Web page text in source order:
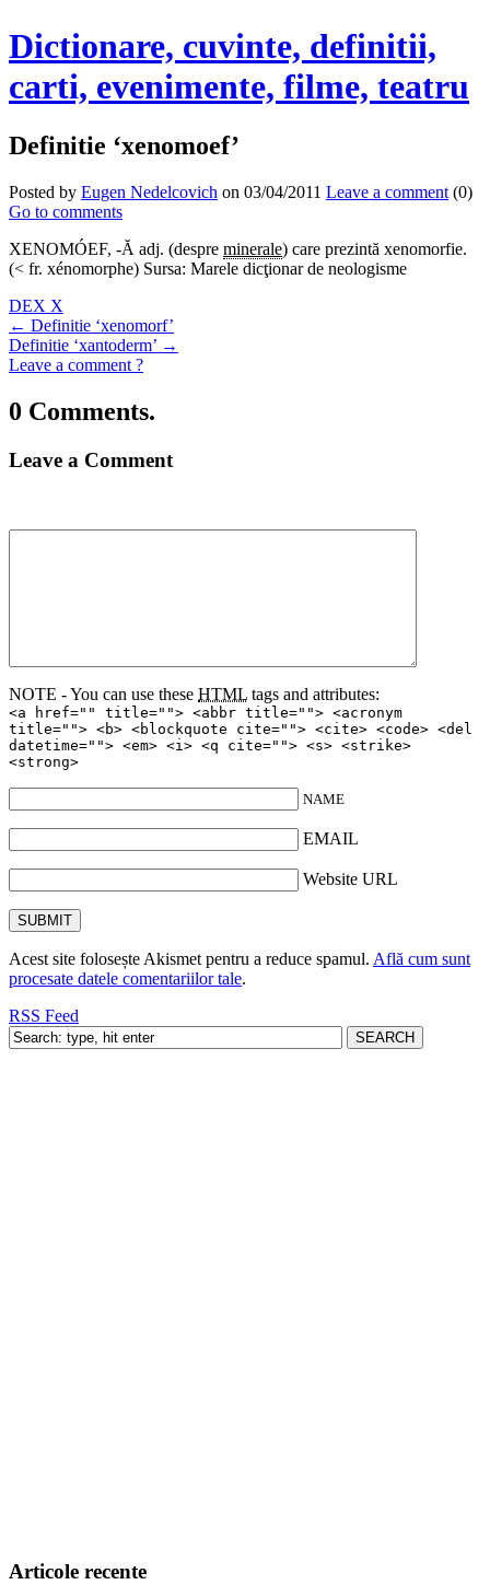
Dictionare, cuvinte, definitii,
carti, evenimente, filme, teatru
Definitie ‘xenomoef’
Posted by Eugen Nedelcovich on 03/04/2011 Leave a comment (0)
Go to comments
XENOMÓEF, -Ă adj. (despre minerale) care prezintă xenomorfie.
(< fr. xénomorphe) Sursa: Marele dicţionar de neologisme
DEX X
← Definitie ‘xenomorf’
Definitie ‘xantoderm’ →
Leave a comment ?
0 Comments.
Leave a Comment
NOTE - You can use these HTML tags and attributes:
<a href="" title=""> <abbr title=""> <acronym
title=""> <b> <blockquote cite=""> <cite> <code> <del
datetime=""> <em> <i> <q cite=""> <s> <strike>
<strong>
NAME
EMAIL
Website URL
Acest site folosește Akismet pentru a reduce spamul. Află cum sunt
procesate datele comentariilor tale.
RSS Feed
Articole recente